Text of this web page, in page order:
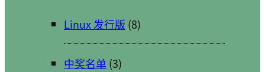
Linux 发行版 (8)
中奖名单 (3)